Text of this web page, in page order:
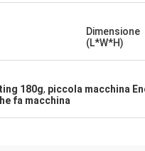
Dimensione
(L*W*H)
180g, piccola macchina
fa macchina